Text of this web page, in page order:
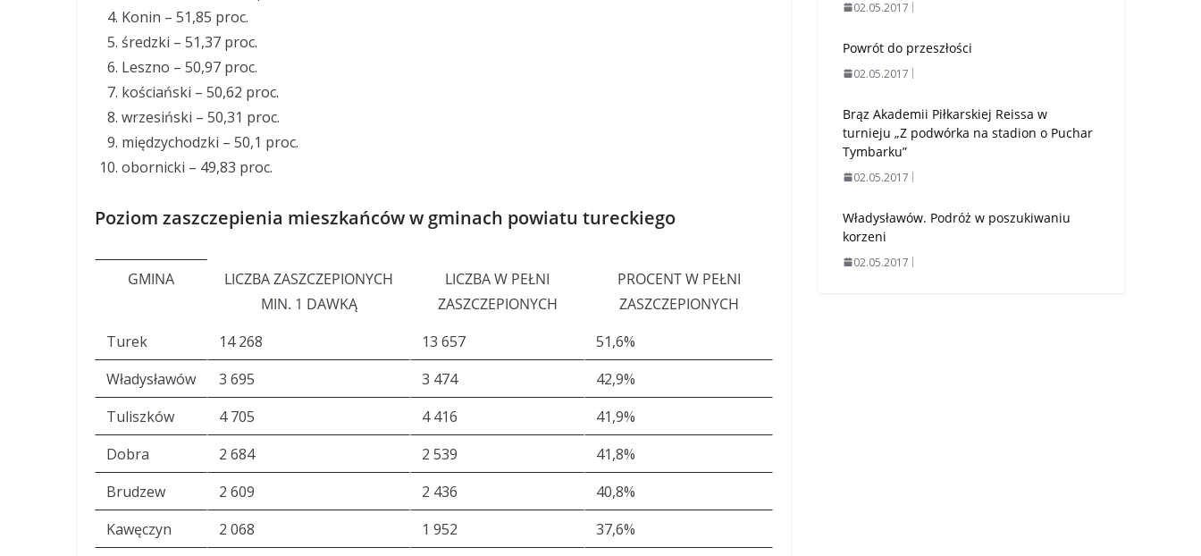
Konin – 51,85 proc.
średzki – 51,37 proc.
Leszno – 50,97 proc.
kościański – 50,62 proc.
wrzesiński – 50,31 proc.
międzychodzki – 50,1 proc.
obornicki – 49,83 proc.
Poziom zaszczepienia mieszkańców w gminach powiatu tureckiego
GMINA
LICZBA ZASZCZEPIONYCH
MIN. 1 DAWKĄ
LICZBA W PEŁNI
ZASZCZEPIONYCH
PROCENT W PEŁNI
ZASZCZEPIONYCH
Turek
14 268 13 657
51,6%
Władysławów
3 695 3 474
42,9%
Tuliszków
4 705 4 416
41,9%
Dobra
2 684 2 539
41,8%
Brudzew
2 609 2 436
40,8%
Kawęczyn
2 068 1 952
37,6%
02.05.2017
Powrót do przeszłości
02.05.2017
Brąz Akademii Piłkarskiej Reissa w
turnieju „Z podwórka na stadion o Puchar
Tymbarku”
02.05.2017
Władysławów. Podróż w poszukiwaniu
korzeni
02.05.2017